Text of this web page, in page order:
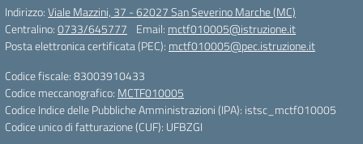
Indirizzo:Viale Mazzini, 37 - 62027 San Severino Marche (MC)
Centralino:0733/645777 Email: mctf010005@istruzione.it
Posta elettronica certificata (PEC): mctf010005@pec.istruzione.it
Codice fiscale: 83003910433
Codice meccanografico: MCTF010005
Codice Indice delle Pubbliche Amministrazioni (IPA): istsc_mctf010005
Codice unico di fatturazione (CUF): UFBZGI